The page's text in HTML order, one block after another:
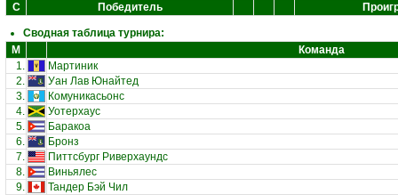
С Победитель
Сводная таблица турнира:
М
Команда
1.
Мартиник
2.
Уан Лав Юнайтед
3.
Комуникасьонс
4.
Уотерхаус
5.
Баракоа
6.
Бронз
7.
Питтсбург Риверхаундс
8.
Виньялес
9.
Тандер Бэй Чил